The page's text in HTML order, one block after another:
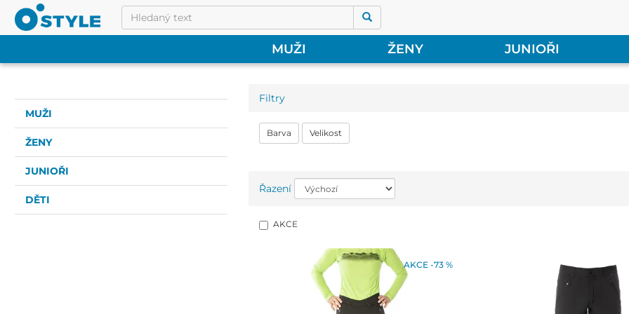
MUŽI ŽENY JUNIOŘI
MUŽI
ŽENY
JUNIOŘI
DĚTI
Filtry
Barva Velikost
Řazení
AKCE
AKCE -73 %